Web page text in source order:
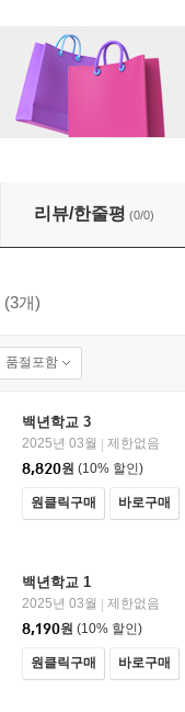
리뷰/한줄평 (0/0)
(3개)
품절포함
백년학교 3
2025년 03월 | 제한없음
8,820원 (10% 할인)
원클릭구매 바로구매
백년학교 1
2025년 03월 | 제한없음
8,190원 (10% 할인)
원클릭구매 바로구매